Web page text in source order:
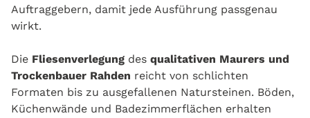
Auftraggebern, damit jede Ausführung passgenau
wirkt.
Die Fliesenverlegung des qualitativen Maurers und
Trockenbauer Rahden reicht von schlichten
Formaten bis zu ausgefallenen Natursteinen. Böden,
Küchenwände und Badezimmerflächen erhalten